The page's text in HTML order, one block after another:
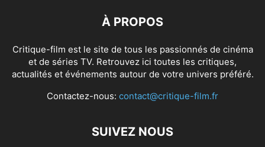
À PROPOS
Critique-film est le site de tous les passionnés de cinéma
et de séries TV. Retrouvez ici toutes les critiques,
actualités et événements autour de votre univers préféré.
Contactez-nous: contact@critique-film.fr
SUIVEZ NOUS